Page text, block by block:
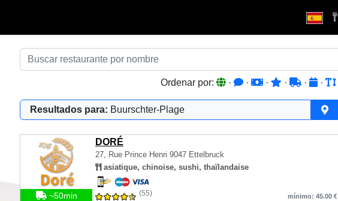
Ordenar por: · · · · · ·
Resultados para: Buurschter-Plage
DORÉ
27, Rue Prince Henri 9047 Ettelbruck
asiatique, chinoise, sushi, thaïlandaise
~50min (55) mínimo: 45.00 €